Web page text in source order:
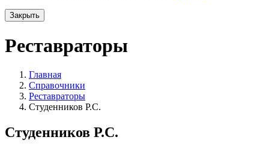
Закрыть
Реставраторы
Главная
Справочники
Реставраторы
Студенников Р.С.
Студенников Р.С.